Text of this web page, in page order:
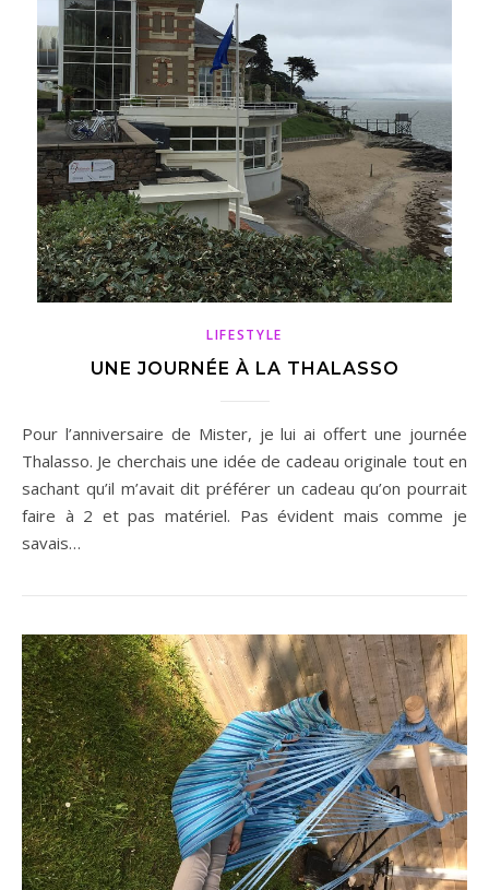
LIFESTYLE
UNE JOURNÉE À LA THALASSO
Pour l’anniversaire de Mister, je lui ai offert une journée
Thalasso. Je cherchais une idée de cadeau originale tout en
sachant qu’il m’avait dit préférer un cadeau qu’on pourrait
faire à 2 et pas matériel. Pas évident mais comme je
savais…